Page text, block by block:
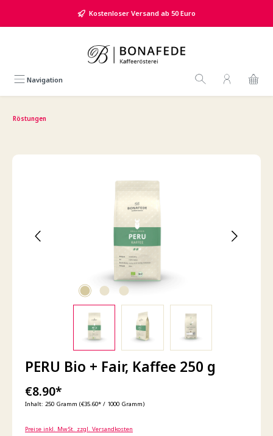
Kostenloser Versand ab 50 Euro
Navigation
Röstungen
PERU Bio + Fair, Kaffee 250 g
€8.90*
Inhalt: 250 Gramm (€35.60* / 1000 Gramm)
Preise inkl. MwSt. zzgl. Versandkosten